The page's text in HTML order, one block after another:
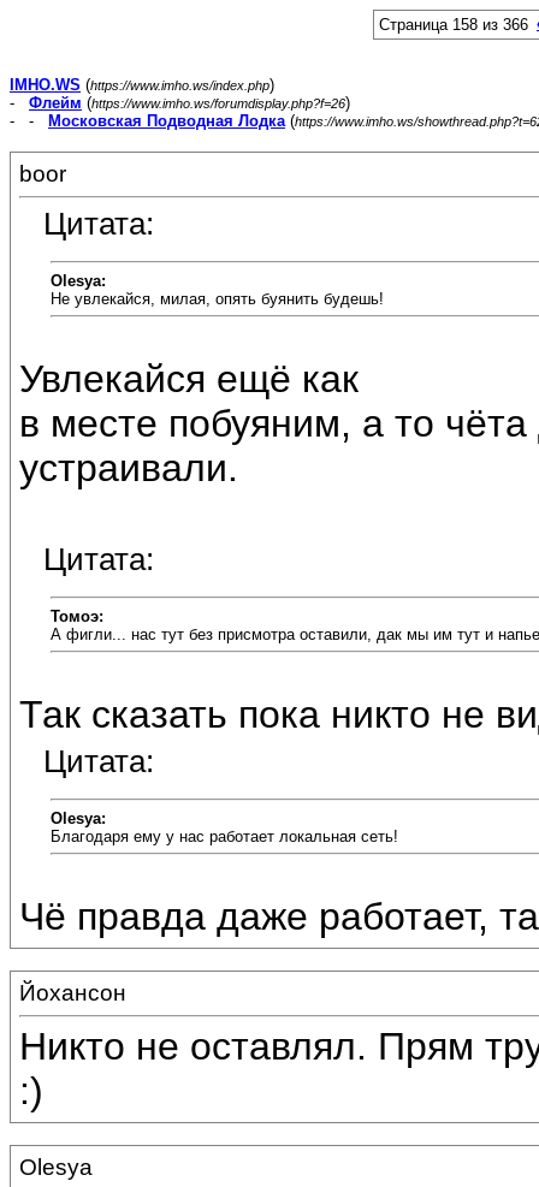
Страница 158 из 366
IMHO.WS (https://www.imho.ws/index.php)
- Флейм (https://www.imho.ws/forumdisplay.php?f=26)
- -
Московская Подводная Лодка(https://www.imho.ws/
boor
Цитата:
Olesya:
Не увлекайся, милая, опять буянить будешь!
Увлекайся ещё как
в месте побуяним, а то
устраивали.
Цитата:
Томоэ:
А фигли... нас тут без присмотра оставили, дак мы им тут и
Так сказать пока никто не
Цитата:
Olesya:
Благодаря ему у нас работает локальная сеть!
Чё правда даже работает,
Йохансон
Никто не оставлял. Прям
:)
Olesya